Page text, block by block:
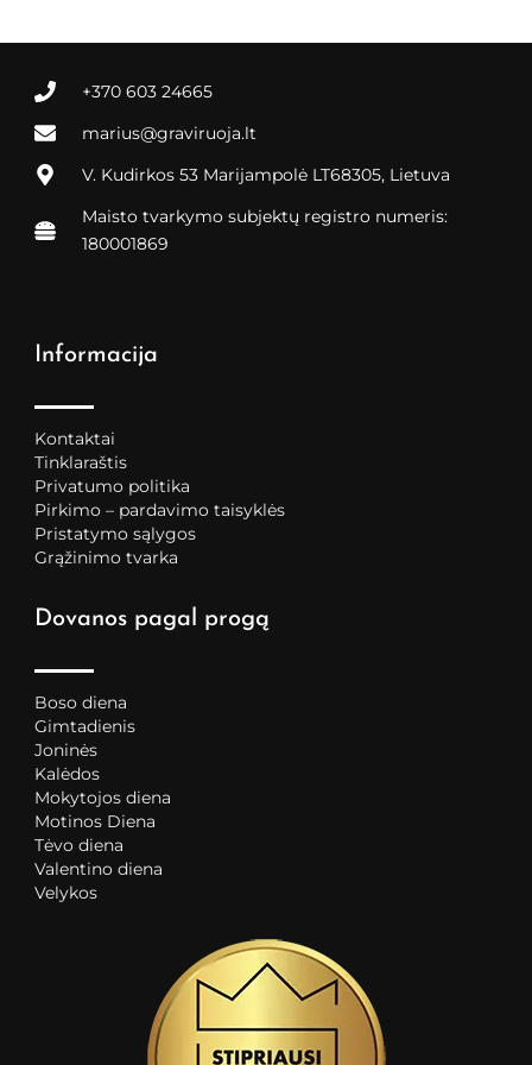
+370 603 24665
marius@graviruoja.lt
V. Kudirkos 53 Marijampolė LT68305, Lietuva
Maisto tvarkymo subjektų registro numeris:
180001869
Informacija
Kontaktai
Tinklaraštis
Privatumo politika
Pirkimo – pardavimo taisyklės
Pristatymo sąlygos
Grąžinimo tvarka
Dovanos pagal progą
Boso diena
Gimtadienis
Joninės
Kalėdos
Mokytojos diena
Motinos Diena
Tėvo diena
Valentino diena
Velykos